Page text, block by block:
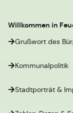
Willkommen in
Grußwort des
Kommunalpolitik
Stadtporträt &